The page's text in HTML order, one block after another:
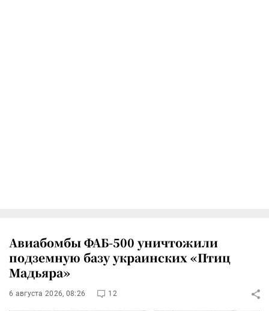
Авиабомбы ФАБ-500 уничтожили
подземную базу украинских «Птиц
Мадьяра»
6 августа 2026, 08:26 12